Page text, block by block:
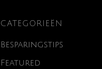
CATEGORIEËN
Besparingstips
Featured